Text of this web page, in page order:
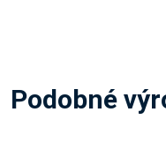
Podobné